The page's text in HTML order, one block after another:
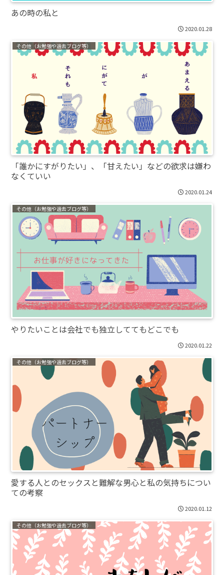
あの時の私と
2020.01.28
その他（お勉強や過去ブログ等）
「誰かにすがりたい」、「甘えたい」などの欲求は嫌わ
なくていい
2020.01.24
その他（お勉強や過去ブログ等）
やりたいことは会社でも独立しててもどこでも
2020.01.22
その他（お勉強や過去ブログ等）
愛する人とのセックスと難解な男心と私の気持ちについ
ての考察
2020.01.12
その他（お勉強や過去ブログ等）